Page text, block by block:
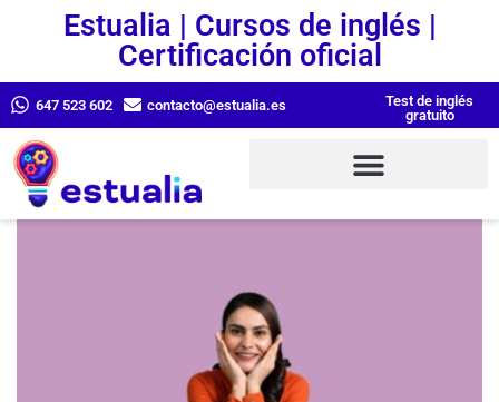
Estualia | Cursos de inglés |
Certificación oficial
647 523 602 contacto@estualia.es
Test de inglés
gratuito